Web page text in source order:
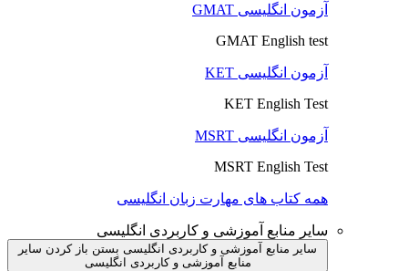
آزمون انگلیسی GMAT
GMAT English test
آزمون انگلیسی KET
KET English Test
آزمون انگلیسی MSRT
MSRT English Test
همه کتاب های مهارت زبان انگلیسی
سایر منابع آموزشی و کاربردی انگلیسی
سایر منابع آموزشی و کاربردی انگلیسی بستن باز کردن سایر
منابع آموزشی و کاربردی انگلیسی